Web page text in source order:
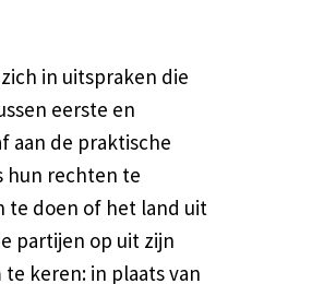
in uitspraken die
eerste en
aan de praktische
hun rechten te
te doen of het land uit
partijen op uit zijn
keren: in plaats van